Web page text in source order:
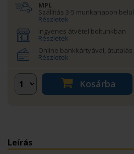
MPL
Szállítás 3-5 munkanapon
Részletek
Ingyenes átvétel boltunkban
Részletek
Online bankkártyával, átutalás
Részletek
Kosárba
Leírás